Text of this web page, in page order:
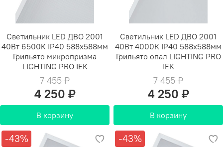
Светильник LED ДВО 2001
40Вт 6500К IP40 588х588мм
Грильято микропризма
LIGHTING PRO IEK
7 455 ₽
4 250 ₽
В корзину
Светильник LED ДВО 2001
40Вт 4000К IP40 588х588мм
Грильято опал LIGHTING PRO
IEK
7 455 ₽
4 250 ₽
В корзину
-43% -43%